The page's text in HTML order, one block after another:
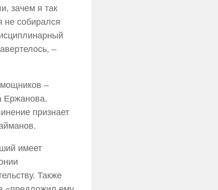
зачем я так
не собирался
–
–
Ержанова.
признает
имеет
Также